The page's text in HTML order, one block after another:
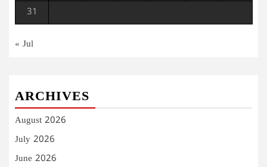
31
« Jul
ARCHIVES
August 2026
July 2026
June 2026